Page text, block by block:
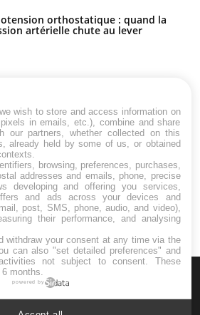
orthostatique : quand la
artérielle chute au lever
de Charcot (Sclérose latérale
we wish to store and access information on
in emails, etc.), combine and share
our partners, whether collected on this
already held by some of us, or obtained
browsing, preferences, purchases,
addresses and emails, phone, precise
developing and offering you services,
and ads across your devices and
post, SMS, phone, audio, and video),
their performance, and analysing
withdraw your consent at any time via the
can also "set detailed preferences" and
not subject to consent. These
months.
powered by